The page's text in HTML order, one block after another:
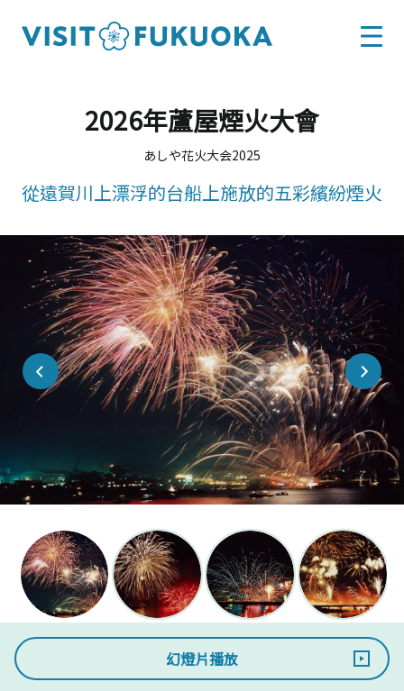
2026年蘆屋煙火大會
あしや花火大会2025
從遠賀川上漂浮的台船上施放的五彩繽紛煙火
幻燈片播放